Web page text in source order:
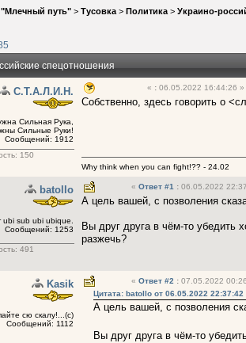
путь" > Тусовка > Политика > Украино-
спецотношения
С.Т.А.Л.И.Н.
Сильная Рука,
Сильные Руки!
Сообщений: 1912
150
« : 06.05.2022 16:44:26 »
Собственно, здесь говорить о
Why think when you can fight!?? - 24.02
batollo
ubi sub ubi ubique.
Сообщений: 1253
491
« Ответ #1 : 06.05.2022
А цель вашей, с позволения
Вы друг друга в чём-то убедить
разжечь?
Kasik
сю скалу!...(с)
Сообщений: 1112
« Ответ #2 : 07.05.2022
Цитата: batollo от 06.05.2022 22:37:42
А цель вашей, с позволения
Вы друг друга в чём-то